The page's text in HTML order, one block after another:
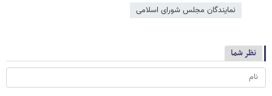
نمایندگان مجلس شورای اسلامی
نظر شما